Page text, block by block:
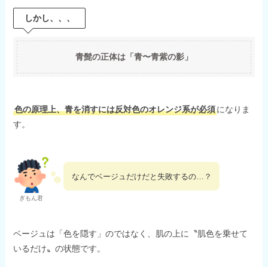
しかし、、、
青髭の正体は「青〜青紫の影」
色の原理上、青を消すには反対色のオレンジ系が必須になりま
す。
ぎもん君
なんでベージュだけだと失敗するの…？
ベージュは「色を隠す」のではなく、肌の上に〝肌色を乗せて
いるだけ〟の状態です。